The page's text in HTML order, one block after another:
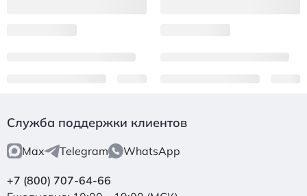
Служба поддержки клиентов
Max Telegram WhatsApp
+7 (800) 707-64-66